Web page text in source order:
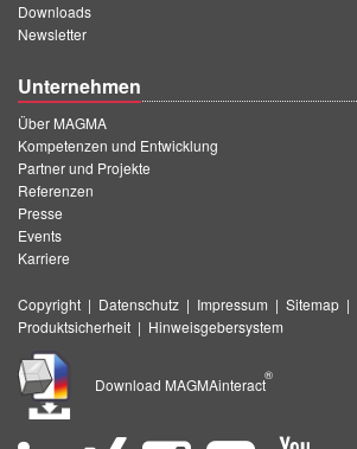
Downloads
Newsletter
Unternehmen
Über MAGMA
Kompetenzen und Entwicklung
Partner und Projekte
Referenzen
Presse
Events
Karriere
Copyright | Datenschutz | Impressum | Sitemap |
Produktsicherheit | Hinweisgebersystem
Download MAGMAinteract
®